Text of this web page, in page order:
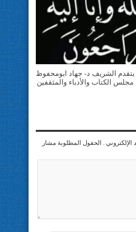
يتقدم الشريف د- جهاد ابومحفوظ
الكتاب والأدباء والمثقفين
الإلكتروني . الحقول المطلوبة مشار